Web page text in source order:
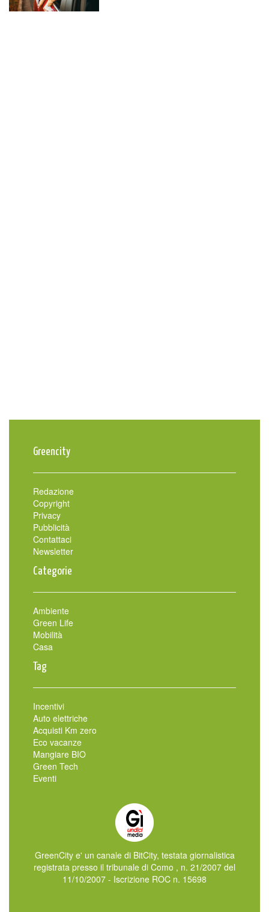
Greencity
Redazione
Copyright
Privacy
Pubblicità
Contattaci
Newsletter
Categorie
Ambiente
Green Life
Mobilità
Casa
Tag
Incentivi
Auto elettriche
Acquisti Km zero
Eco vacanze
Mangiare BIO
Green Tech
Eventi
GreenCity e' un canale di BitCity, testata giornalistica
registrata presso il tribunale di Como , n. 21/2007 del
11/10/2007 - Iscrizione ROC n. 15698